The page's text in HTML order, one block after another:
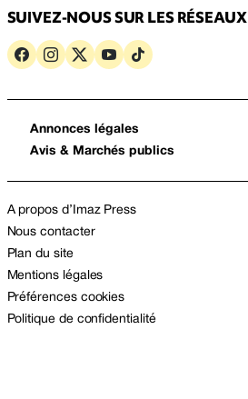
SUIVEZ-NOUS SUR LES RÉSEAUX
Annonces légales
Avis & Marchés publics
A propos d’Imaz Press
Nous contacter
Plan du site
Mentions légales
Préférences cookies
Politique de confidentialité